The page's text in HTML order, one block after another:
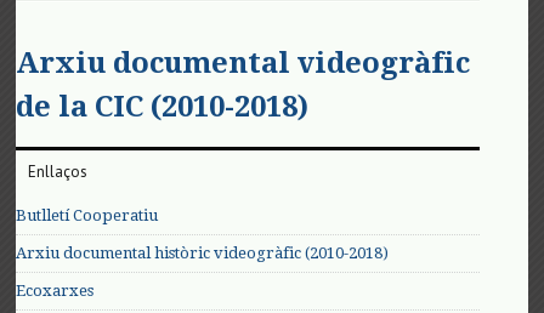
Arxiu documental videogràfic
de la CIC (2010-2018)
Enllaços
Butlletí Cooperatiu
Arxiu documental històric videogràfic (2010-2018)
Ecoxarxes